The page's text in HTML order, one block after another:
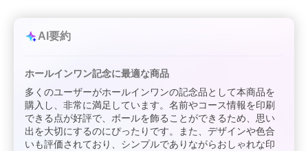
AI要約
ホールインワン記念に最適な商品
多くのユーザーがホールインワンの記念品として本商品を
購入し、非常に満足しています。名前やコース情報を印刷
できる点が好評で、ボールを飾ることができるため、思い
出を大切にするのにぴったりです。また、デザインや色合
いも評価されており、シンプルでありながらおしゃれな印